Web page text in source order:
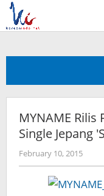
Skip
content
MYNAME
Single Jepang
February 10, 2015by